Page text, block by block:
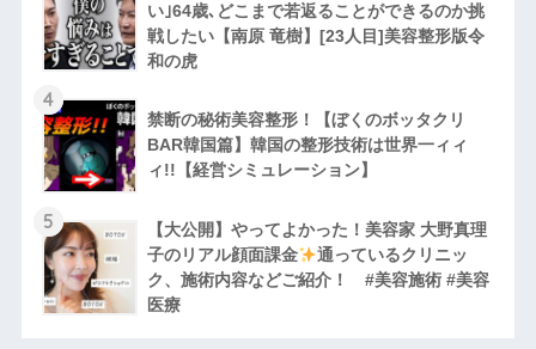
い｣64歳､どこまで若返ることができるのか挑
戦したい【南原 竜樹】[23人目]美容整形版令
和の虎
4
禁断の秘術美容整形！【ぼくのボッタクリ
BAR韓国篇】韓国の整形技術は世界一ィィ
ィ!!【経営シミュレーション】
5
【大公開】やってよかった！美容家 大野真理
子のリアル顔面課金
通っているクリニッ
ク、施術内容などご紹介！ #美容施術 #美容
医療